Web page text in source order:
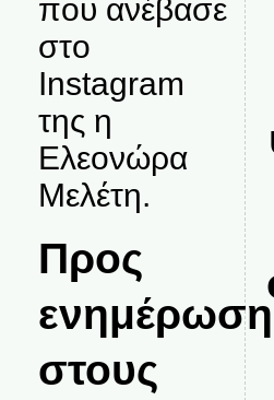
που ανέβασε
στο
Instagram
της η
Ελεονώρα
Μελέτη.
Προς
ενημέρωση
στους